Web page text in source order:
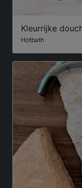
Kleurrijke
Hotbath